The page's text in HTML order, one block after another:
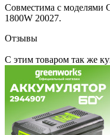
Совместима с моделями
1800W 20027.
Отзывы
С этим товаром так же